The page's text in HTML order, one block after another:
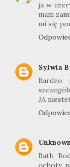
ja w
mam
mi się
Sylwia B
Bardzo
JA
Bath